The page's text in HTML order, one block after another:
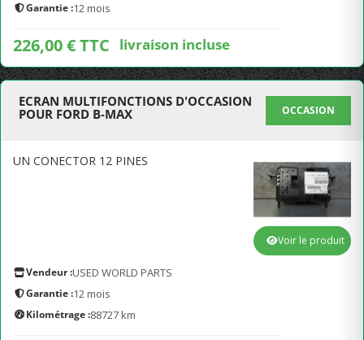
Garantie :12 mois
226,00 € TTC livraison incluse
ECRAN MULTIFONCTIONS D'OCCASION
POUR FORD B-MAX
OCCASION
UN CONECTOR 12 PINES
Vendeur :USED WORLD PARTS
Garantie :12 mois
Kilométrage :88727 km
Voir le produit